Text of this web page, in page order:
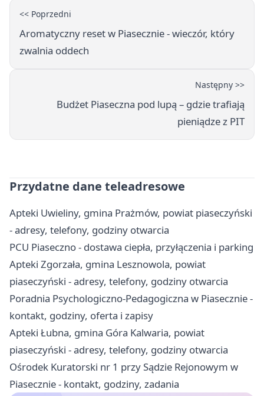
<< Poprzedni
Aromatyczny reset w Piasecznie - wieczór, który
zwalnia oddech
Następny >>
Budżet Piaseczna pod lupą – gdzie trafiają
pieniądze z PIT
Przydatne dane teleadresowe
Apteki Uwieliny, gmina Prażmów, powiat piaseczyński
- adresy, telefony, godziny otwarcia
PCU Piaseczno - dostawa ciepła, przyłączenia i parking
Apteki Zgorzała, gmina Lesznowola, powiat
piaseczyński - adresy, telefony, godziny otwarcia
Poradnia Psychologiczno-Pedagogiczna w Piasecznie -
kontakt, godziny, oferta i zapisy
Apteki Łubna, gmina Góra Kalwaria, powiat
piaseczyński - adresy, telefony, godziny otwarcia
Ośrodek Kuratorski nr 1 przy Sądzie Rejonowym w
Piasecznie - kontakt, godziny, zadania